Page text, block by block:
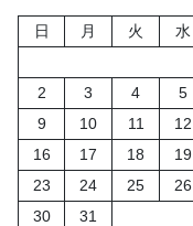
日 月 火 水
2
3 4 5
9
10 11 12
16
17 18 19
23
24 25 26
30
31